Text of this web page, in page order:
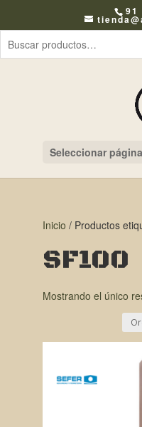
91
Seleccionar página
Inicio / Productos
SF100
Mostrando el único